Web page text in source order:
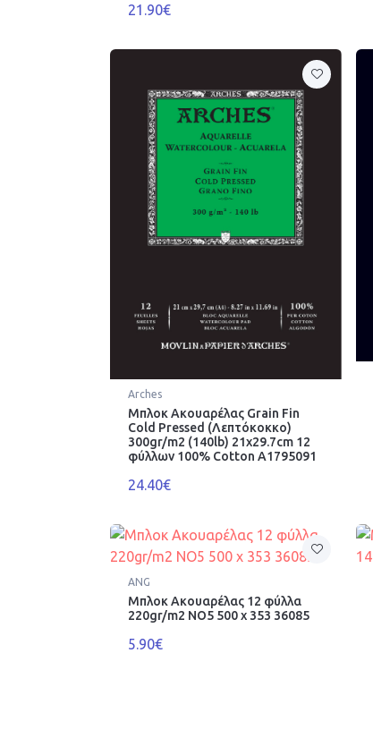
21.90€
Arches
Μπλοκ Ακουαρέλας Grain Fin
Cold Pressed (Λεπτόκοκκο)
300gr/m2 (140lb) 21x29.7cm 12
φύλλων 100% Cotton A1795091
24.40€
ANG
Μπλοκ Ακουαρέλας 12 φύλλα
220gr/m2 ΝΟ5 500 x 353 36085
5.90€